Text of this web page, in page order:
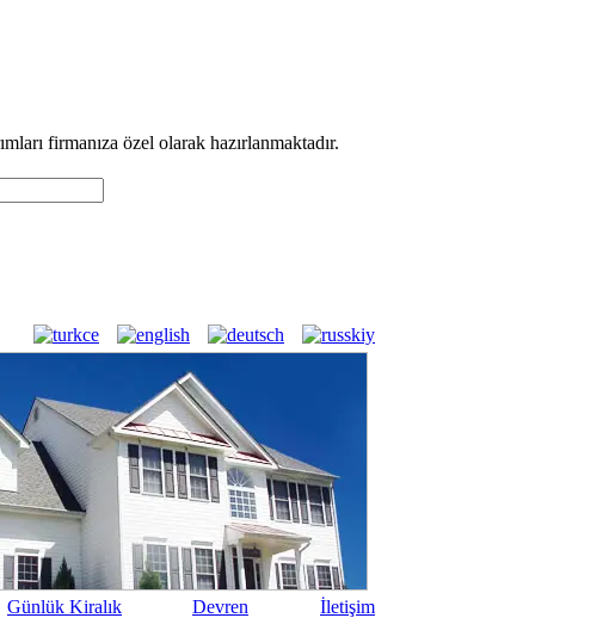
firmanıza özel olarak hazırlanmaktadır.
Günlük Kiralık Devren İletişim